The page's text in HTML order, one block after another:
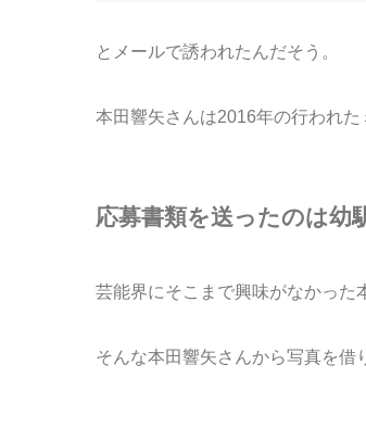
とメールで誘われたんだそう。
本田響矢さんは2016年の行われ
応募書類を送ったのは幼
芸能界にそこまで興味がなかった
そんな本田響矢さんから写真を借